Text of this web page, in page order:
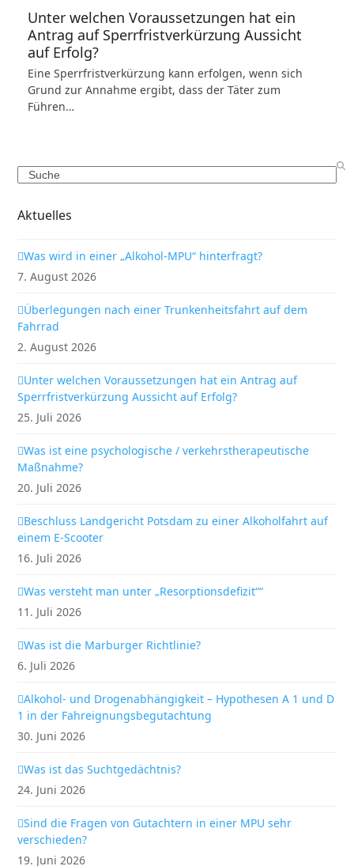
Unter welchen Voraussetzungen hat ein
Antrag auf Sperrfristverkürzung Aussicht
auf Erfolg?
Eine Sperrfristverkürzung kann erfolgen, wenn sich
Grund zur Annahme ergibt, dass der Täter zum
Führen…
Search
Aktuelles
Was wird in einer „Alkohol-MPU“ hinterfragt?
7. August 2026
Überlegungen nach einer Trunkenheitsfahrt auf dem
Fahrrad
2. August 2026
Unter welchen Voraussetzungen hat ein Antrag auf
Sperrfristverkürzung Aussicht auf Erfolg?
25. Juli 2026
Was ist eine psychologische / verkehrstherapeutische
Maßnahme?
20. Juli 2026
Beschluss Landgericht Potsdam zu einer Alkoholfahrt auf
einem E-Scooter
16. Juli 2026
Was versteht man unter „Resorptionsdefizit““
11. Juli 2026
Was ist die Marburger Richtlinie?
6. Juli 2026
Alkohol- und Drogenabhängigkeit – Hypothesen A 1 und D
1 in der Fahreignungsbegutachtung
30. Juni 2026
Was ist das Suchtgedächtnis?
24. Juni 2026
Sind die Fragen von Gutachtern in einer MPU sehr
verschieden?
19. Juni 2026